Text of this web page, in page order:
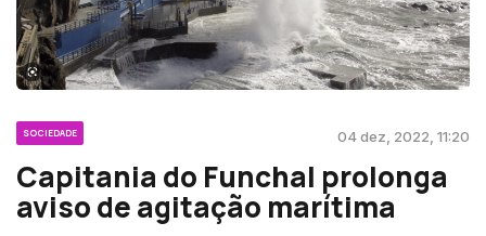
SOCIEDADE 04 dez, 2022, 11:20
Capitania do Funchal prolonga
aviso de agitação marítima